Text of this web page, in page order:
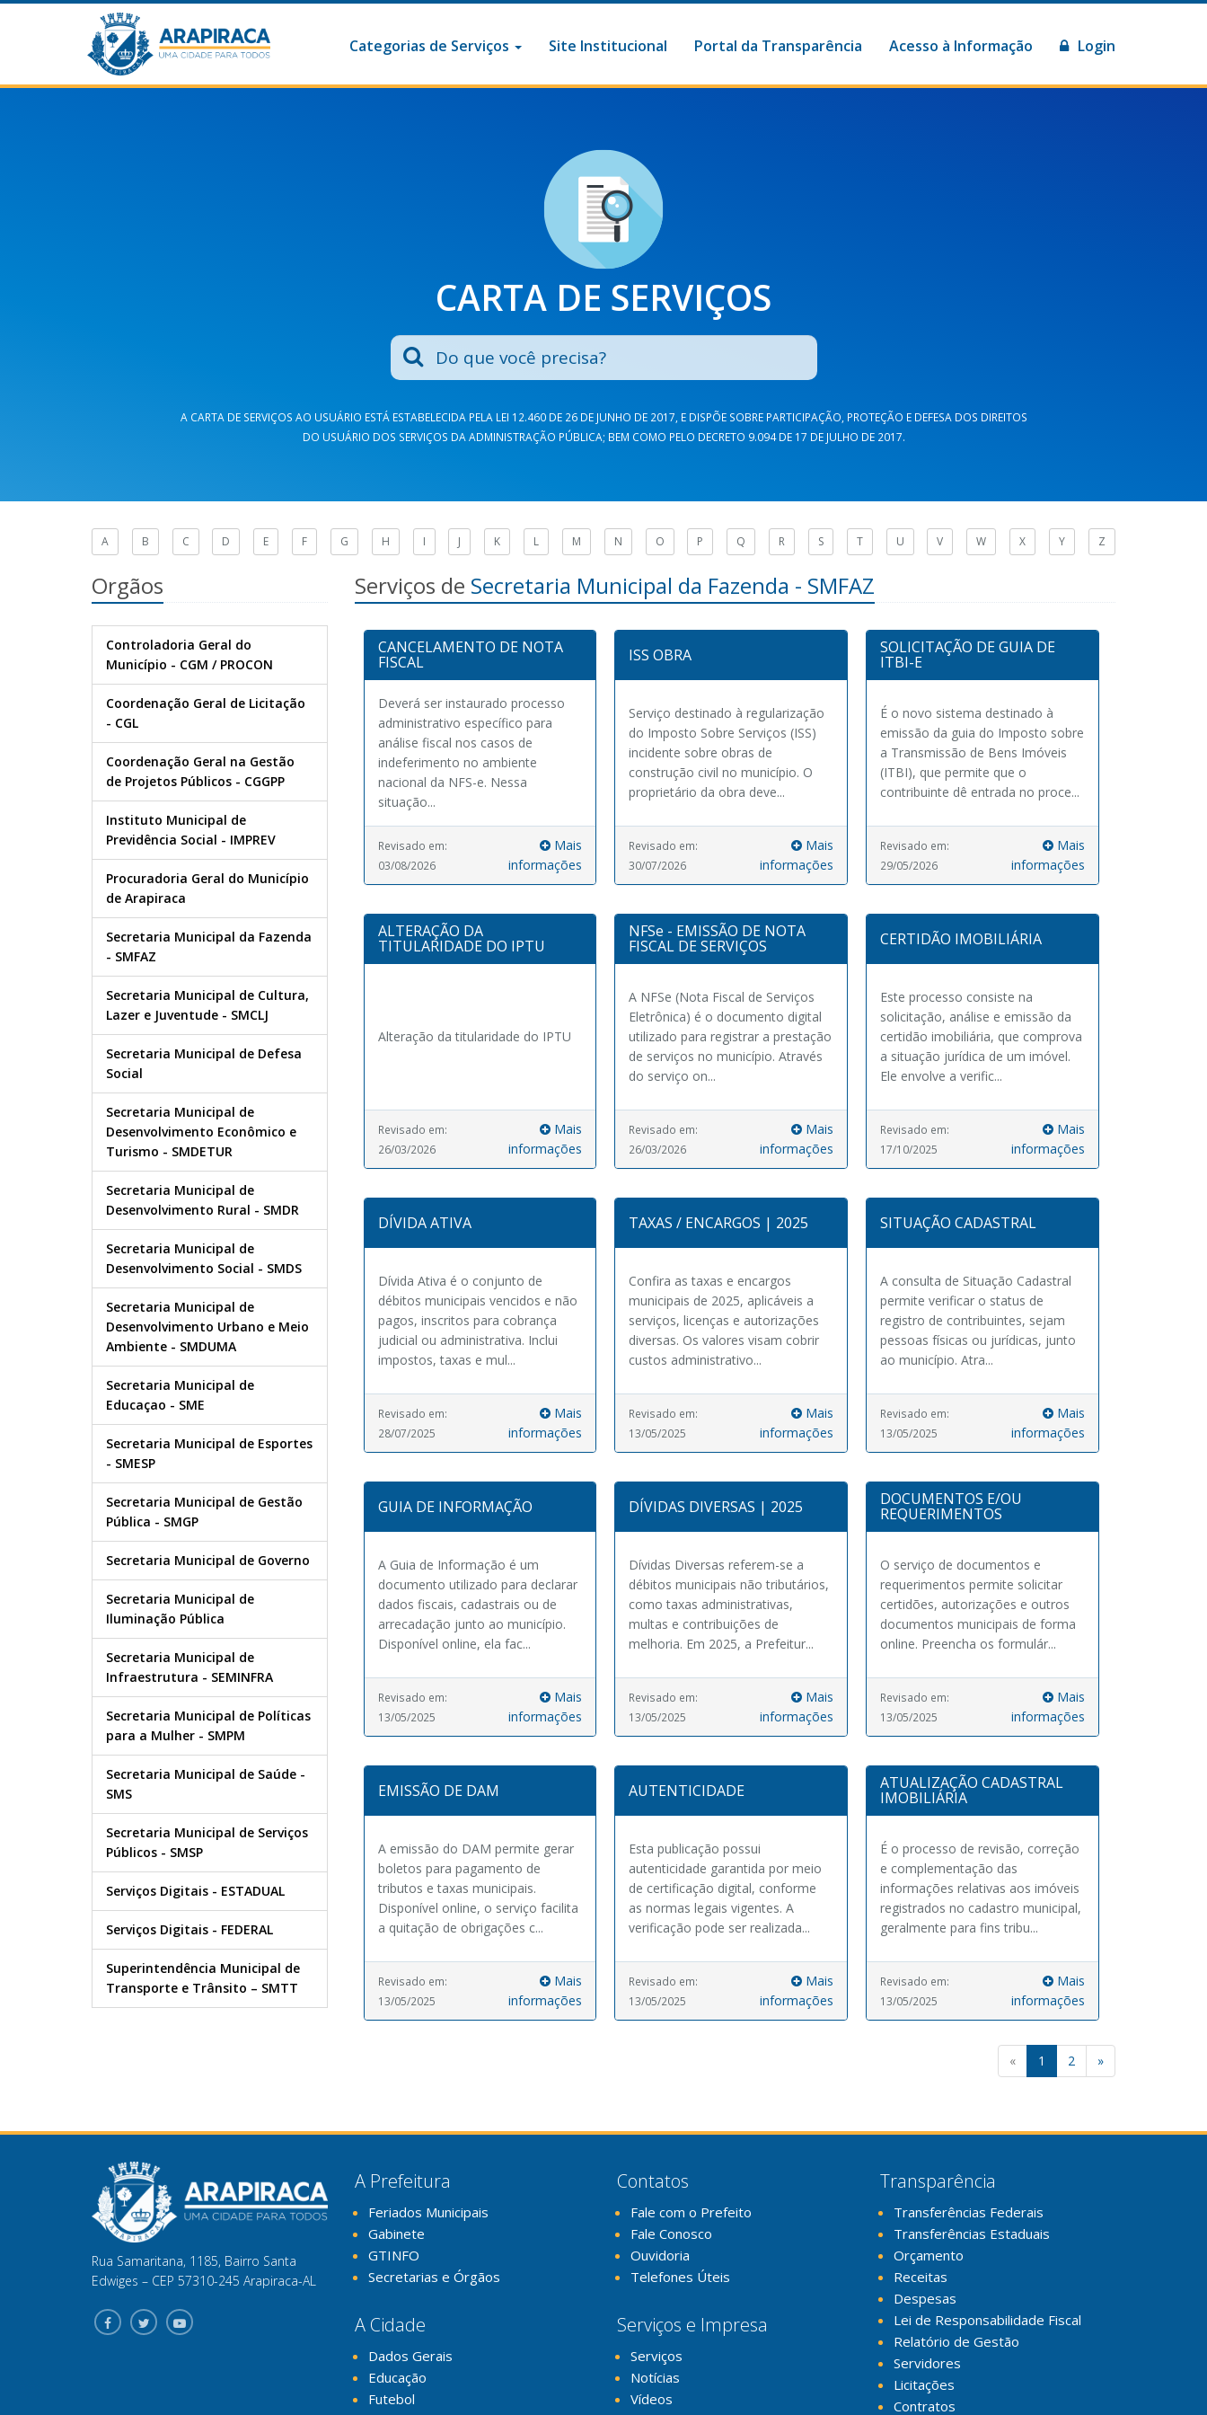
Categorias de Serviços Site Institucional Portal da Transparência Acesso à Informação Login
CARTA DE SERVIÇOS
A CARTA DE SERVIÇOS AO USUÁRIO ESTÁ ESTABELECIDA PELA LEI 12.460 DE 26 DE JUNHO DE 2017, E DISPÕE SOBRE PARTICIPAÇÃO, PROTEÇÃO E DEFESA DOS DIREITOS
DO USUÁRIO DOS SERVIÇOS DA ADMINISTRAÇÃO PÚBLICA; BEM COMO PELO DECRETO 9.094 DE 17 DE JULHO DE 2017.
A B C D E F G H I J K L M N O P Q R S T U V W X Y Z
Orgãos
Controladoria Geral do
Município - CGM / PROCON
Coordenação Geral de Licitação
- CGL
Coordenação Geral na Gestão
de Projetos Públicos - CGGPP
Instituto Municipal de
Previdência Social - IMPREV
Procuradoria Geral do Município
de Arapiraca
Secretaria Municipal da Fazenda
- SMFAZ
Secretaria Municipal de Cultura,
Lazer e Juventude - SMCLJ
Secretaria Municipal de Defesa
Social
Secretaria Municipal de
Desenvolvimento Econômico e
Turismo - SMDETUR
Secretaria Municipal de
Desenvolvimento Rural - SMDR
Secretaria Municipal de
Desenvolvimento Social - SMDS
Secretaria Municipal de
Desenvolvimento Urbano e Meio
Ambiente - SMDUMA
Secretaria Municipal de
Educaçao - SME
Secretaria Municipal de Esportes
- SMESP
Secretaria Municipal de Gestão
Pública - SMGP
Secretaria Municipal de Governo
Secretaria Municipal de
Iluminação Pública
Secretaria Municipal de
Infraestrutura - SEMINFRA
Secretaria Municipal de Políticas
para a Mulher - SMPM
Secretaria Municipal de Saúde -
SMS
Secretaria Municipal de Serviços
Públicos - SMSP
Serviços Digitais - ESTADUAL
Serviços Digitais - FEDERAL
Superintendência Municipal de
Transporte e Trânsito – SMTT
Serviços de Secretaria Municipal da Fazenda - SMFAZ
CANCELAMENTO DE NOTA
FISCAL
Deverá ser instaurado processo
administrativo específico para
análise fiscal nos casos de
indeferimento no ambiente
nacional da NFS-e. Nessa
situação...
Revisado em:
03/08/2026
Mais
informações
ISS OBRA
Serviço destinado à regularização
do Imposto Sobre Serviços (ISS)
incidente sobre obras de
construção civil no município. O
proprietário da obra deve...
Revisado em:
30/07/2026
Mais
informações
SOLICITAÇÃO DE GUIA DE
ITBI-E
É o novo sistema destinado à
emissão da guia do Imposto sobre
a Transmissão de Bens Imóveis
(ITBI), que permite que o
contribuinte dê entrada no proce...
Revisado em:
29/05/2026
Mais
informações
ALTERAÇÃO DA
TITULARIDADE DO IPTU
Alteração da titularidade do IPTU
Revisado em:
26/03/2026
Mais
informações
NFSe - EMISSÃO DE NOTA
FISCAL DE SERVIÇOS
A NFSe (Nota Fiscal de Serviços
Eletrônica) é o documento digital
utilizado para registrar a prestação
de serviços no município. Através
do serviço on...
Revisado em:
26/03/2026
Mais
informações
CERTIDÃO IMOBILIÁRIA
Este processo consiste na
solicitação, análise e emissão da
certidão imobiliária, que comprova
a situação jurídica de um imóvel.
Ele envolve a verific...
Revisado em:
17/10/2025
Mais
informações
DÍVIDA ATIVA
Dívida Ativa é o conjunto de
débitos municipais vencidos e não
pagos, inscritos para cobrança
judicial ou administrativa. Inclui
impostos, taxas e mul...
Revisado em:
28/07/2025
Mais
informações
TAXAS / ENCARGOS | 2025
Confira as taxas e encargos
municipais de 2025, aplicáveis a
serviços, licenças e autorizações
diversas. Os valores visam cobrir
custos administrativo...
Revisado em:
13/05/2025
Mais
informações
SITUAÇÃO CADASTRAL
A consulta de Situação Cadastral
permite verificar o status de
registro de contribuintes, sejam
pessoas físicas ou jurídicas, junto
ao município. Atra...
Revisado em:
13/05/2025
Mais
informações
GUIA DE INFORMAÇÃO
A Guia de Informação é um
documento utilizado para declarar
dados fiscais, cadastrais ou de
arrecadação junto ao município.
Disponível online, ela fac...
Revisado em:
13/05/2025
Mais
informações
DÍVIDAS DIVERSAS | 2025
Dívidas Diversas referem-se a
débitos municipais não tributários,
como taxas administrativas,
multas e contribuições de
melhoria. Em 2025, a Prefeitur...
Revisado em:
13/05/2025
Mais
informações
DOCUMENTOS E/OU
REQUERIMENTOS
O serviço de documentos e
requerimentos permite solicitar
certidões, autorizações e outros
documentos municipais de forma
online. Preencha os formulár...
Revisado em:
13/05/2025
Mais
informações
EMISSÃO DE DAM
A emissão do DAM permite gerar
boletos para pagamento de
tributos e taxas municipais.
Disponível online, o serviço facilita
a quitação de obrigações c...
Revisado em:
13/05/2025
Mais
informações
AUTENTICIDADE
Esta publicação possui
autenticidade garantida por meio
de certificação digital, conforme
as normas legais vigentes. A
verificação pode ser realizada...
Revisado em:
13/05/2025
Mais
informações
ATUALIZAÇÃO CADASTRAL
IMOBILIÁRIA
É o processo de revisão, correção
e complementação das
informações relativas aos imóveis
registrados no cadastro municipal,
geralmente para fins tribu...
Revisado em:
13/05/2025
Mais
informações
« 1 2 »
Rua Samaritana, 1185, Bairro Santa
Edwiges – CEP 57310-245 Arapiraca-AL
A Prefeitura
Feriados Municipais
Gabinete
GTINFO
Secretarias e Órgãos
A Cidade
Dados Gerais
Educação
Futebol
Contatos
Fale com o Prefeito
Fale Conosco
Ouvidoria
Telefones Úteis
Serviços e Impresa
Serviços
Notícias
Vídeos
Transparência
Transferências Federais
Transferências Estaduais
Orçamento
Receitas
Despesas
Lei de Responsabilidade Fiscal
Relatório de Gestão
Servidores
Licitações
Contratos